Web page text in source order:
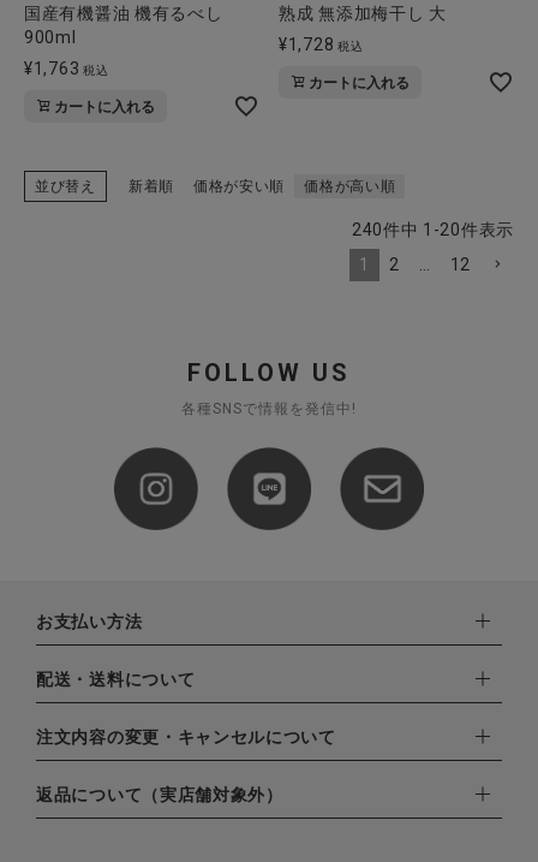
国産有機醤油 機有るべし
900ml
¥1,763 税込
カートに入れる
熟成 無添加梅干し 大
¥1,728 税込
カートに入れる
並び替え 新着順 価格が安い順 価格が高い順
240件中 1 -20件表示
1
2 12
FOLLOW US
各種SNSで情報を発信中!
お支払い方法
下記お支払い方法よりお選びいただけます。
・クレジットカード（VISA,mastercard,JCB,AMERICAN
EXPRESS,Diners Club）
・amazonペイメント
・楽天ペイ
・PayPay
配送・送料について
配達業者：日本郵便
北海道：1,400円
注文内容の変更・キャンセルについて
ご注文日当日から翌日のAM9:00までにご連絡頂いた場合はキャ
ンセルは可能です。
返品について（実店舗対象外）